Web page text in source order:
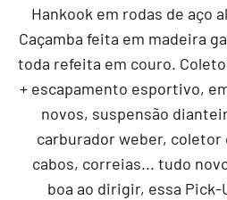
Hankook em rodas de aço
Caçamba feita em madeira
toda refeita em couro.
+ escapamento esportivo,
novos, suspensão
carburador weber, coletor
cabos, correias... tudo
boa ao dirigir, essa